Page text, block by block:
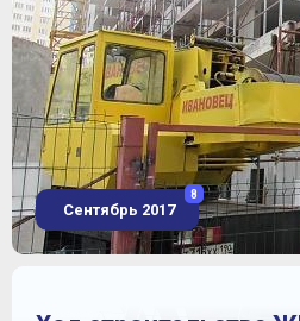
Сентябрь 2017
8